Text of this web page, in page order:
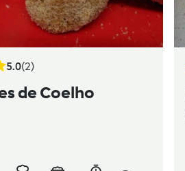
5.0(2)
de Coelho